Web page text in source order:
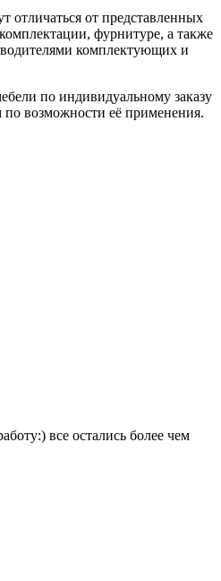
отличаться от представленных
фурнитуре, а также
комплектующих и
по индивидуальному заказу
по возможности её применения.
все остались более чем